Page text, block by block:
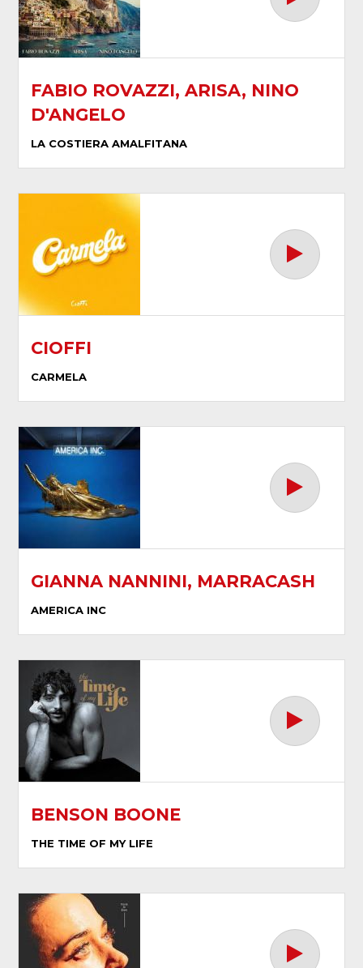
FABIO ROVAZZI, ARISA, NINO
D'ANGELO
LA COSTIERA AMALFITANA
CIOFFI
CARMELA
GIANNA NANNINI, MARRACASH
AMERICA INC
BENSON BOONE
THE TIME OF MY LIFE